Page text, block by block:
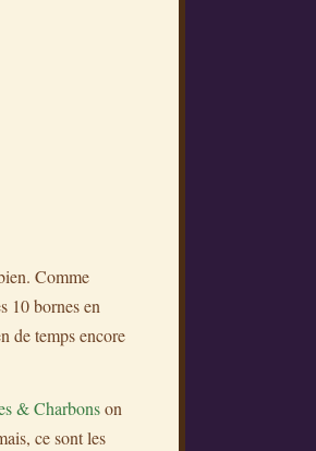
Comme
10 bornes en
de temps encore
& Charbonson
ce sont les